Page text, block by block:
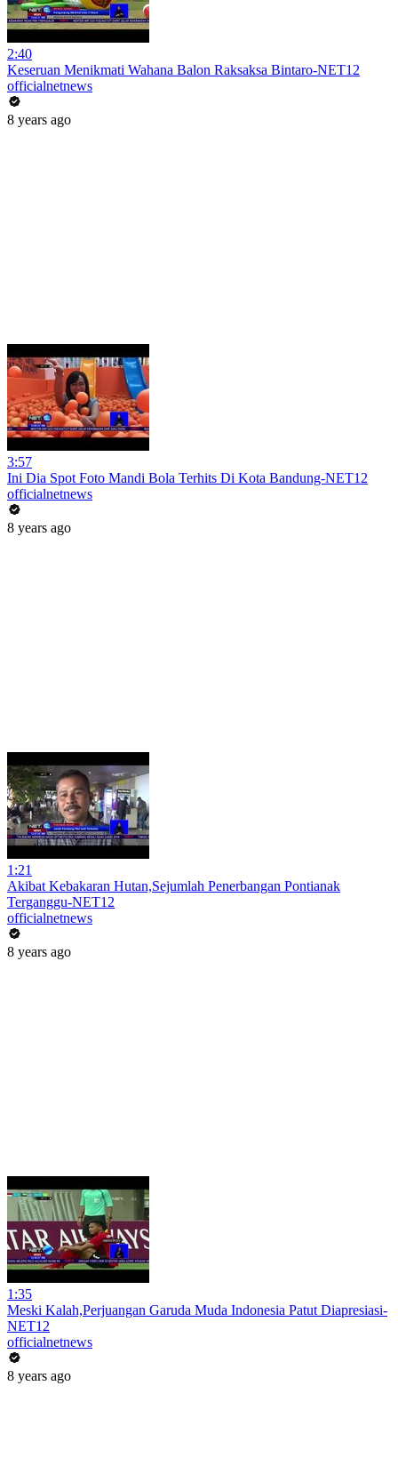
2:40
Keseruan Menikmati Wahana Balon Raksaksa Bintaro-NET12
officialnetnews
8 years ago
3:57
Ini Dia Spot Foto Mandi Bola Terhits Di Kota Bandung-NET12
officialnetnews
8 years ago
1:21
Akibat Kebakaran Hutan,Sejumlah Penerbangan Pontianak
Terganggu-NET12
officialnetnews
8 years ago
1:35
Meski Kalah,Perjuangan Garuda Muda Indonesia Patut Diapresiasi-
NET12
officialnetnews
8 years ago